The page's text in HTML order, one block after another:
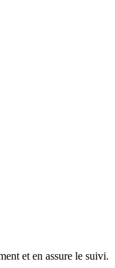
et en assure le suivi.